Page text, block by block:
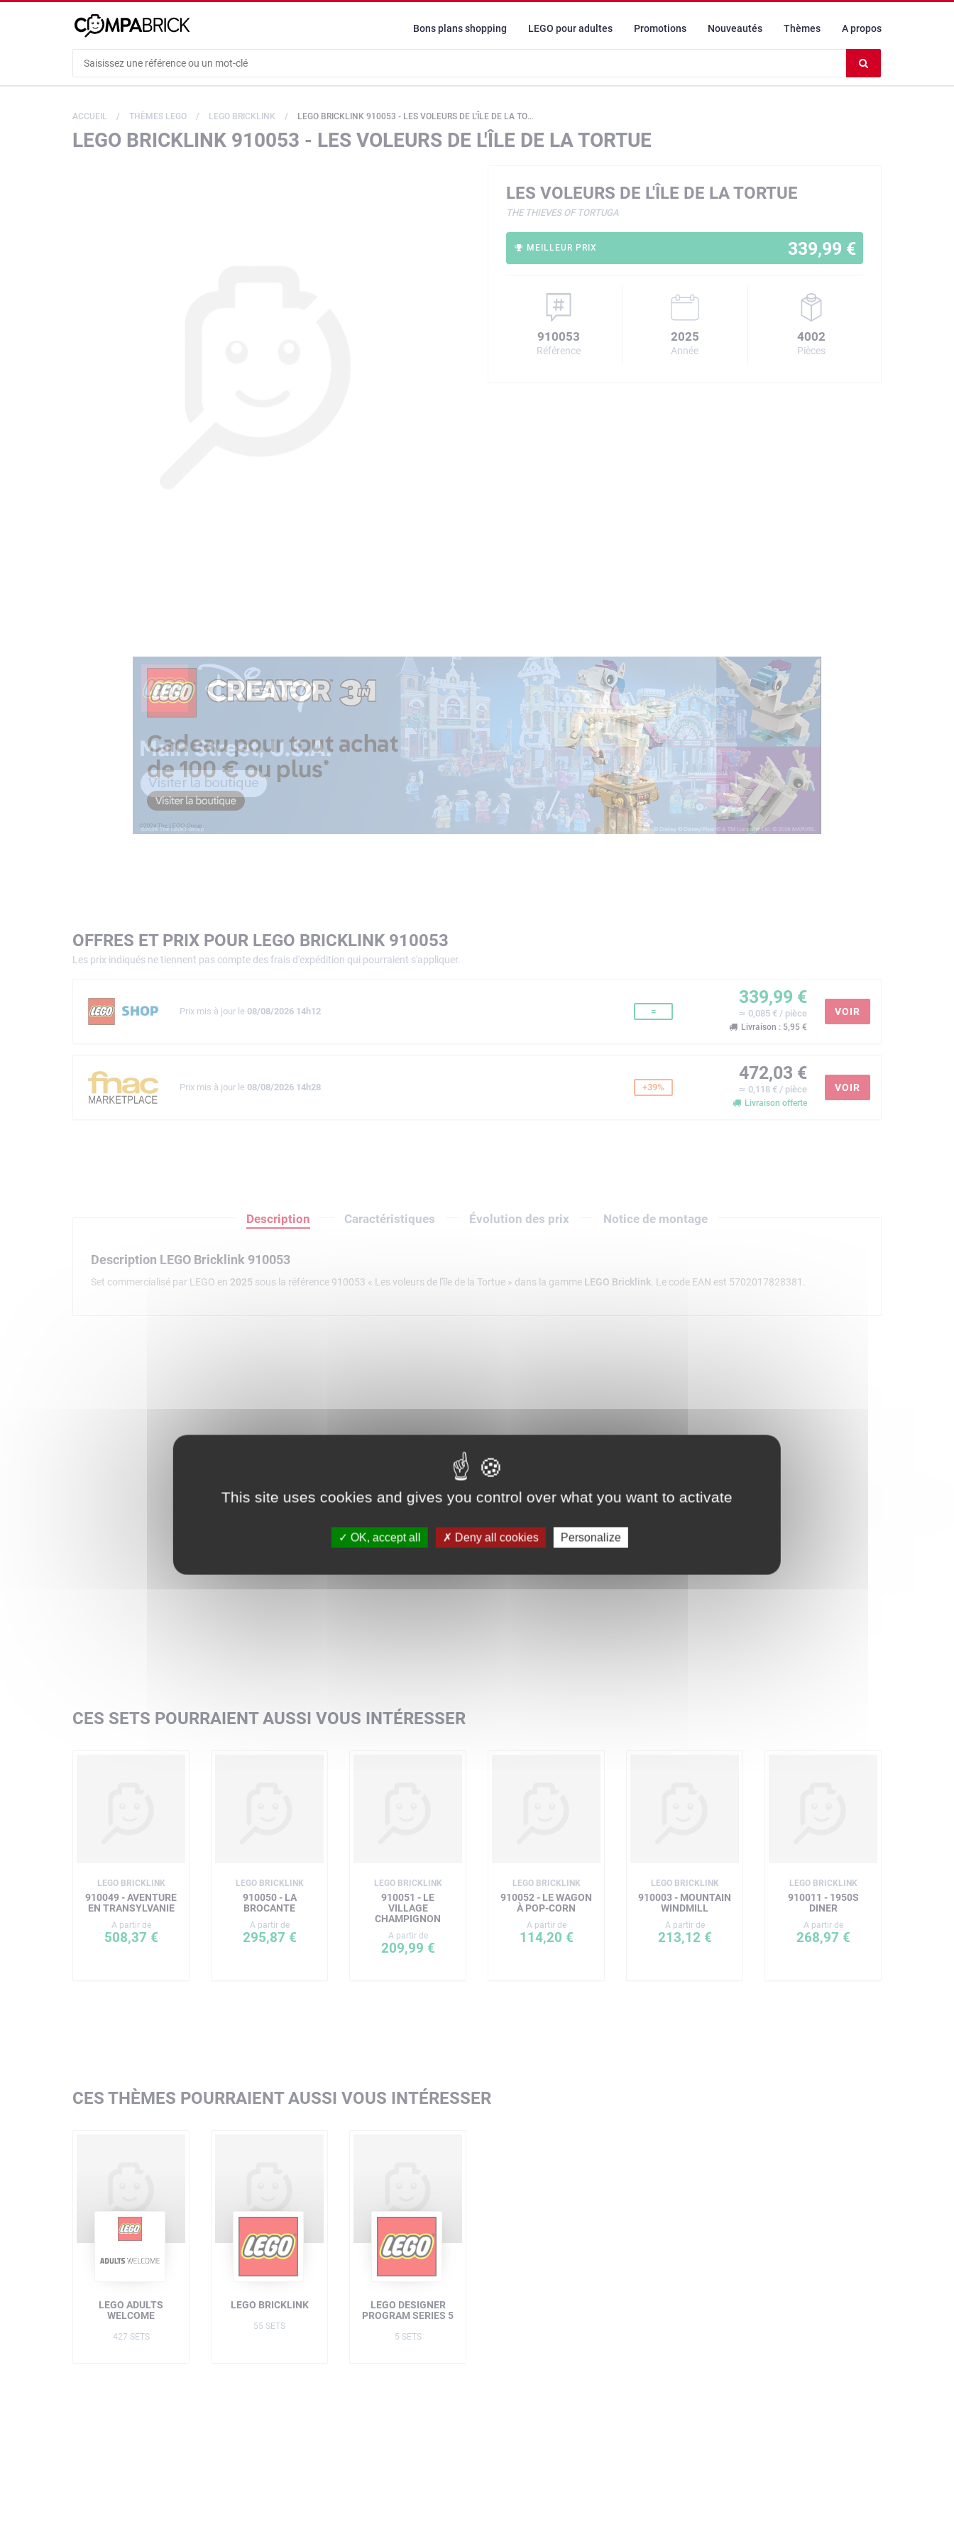
Bons plans shopping LEGO pour adultes Promotions Nouveautés Thèmes A propos
le
ACCUEIL THÈMES LEGO LEGO BRICKLINK LEGO BRICKLINK 910053 - LES VOLEURS DE L'ÎLE DE LA TORTUE
LEGO BRICKLINK 910053 - LES VOLEURS DE L'ÎLE DE LA TORTUE
LES VOLEURS DE L'ÎLE DE LA TORTUE
THE THIEVES OF TORTUGA
339,99 €
MEILLEUR PRIX
910053
Référence
2025
Année
4002
Pièces
OFFRES ET PRIX POUR LEGO BRICKLINK 910053
Les prix indiqués ne tiennent pas compte des frais d'expédition qui pourraient s'appliquer.
Prix mis à jour le 08/08/2026 14h12 =
339,99 €
≃ 0,085 € / pièce
Livraison : 5,95 €
VOIR
Prix mis à jour le 08/08/2026 14h28 +39%
472,03 €
≃ 0,118 € / pièce
Livraison offerte
VOIR
Description Caractéristiques Évolution des prix Notice de montage
Description LEGO Bricklink 910053
Set commercialisé par LEGO en 2025 sous la référence 910053 « Les voleurs de l'île de la Tortue » dans la gamme LEGO Bricklink . Le code EAN est 5702017828381.
CES SETS POURRAIENT AUSSI VOUS INTÉRESSER
LEGO BRICKLINK
910049 - AVENTURE
EN TRANSYLVANIE
A partir de
508,37 €
LEGO BRICKLINK
910050 - LA
BROCANTE
A partir de
295,87 €
LEGO BRICKLINK
910051 - LE
VILLAGE
CHAMPIGNON
A partir de
209,99 €
LEGO BRICKLINK
910052 - LE WAGON
À POP-CORN
A partir de
114,20 €
LEGO BRICKLINK
910003 - MOUNTAIN
WINDMILL
A partir de
213,12 €
LEGO BRICKLINK
910011 - 1950S
DINER
A partir de
268,97 €
CES THÈMES POURRAIENT AUSSI VOUS INTÉRESSER
LEGO ADULTS
WELCOME
427 SETS
LEGO BRICKLINK
55 SETS
LEGO DESIGNER
PROGRAM SERIES 5
5 SETS
This site uses cookies and gives you control over what you want to activate
OK, accept all Deny all cookies Personalize